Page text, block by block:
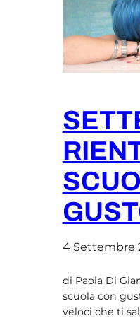
4 Settembre
di Paola Di
scuola con
veloci che ti